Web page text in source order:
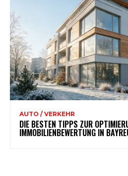
AUTO / VERKEHR
DIE BESTEN TIPPS ZUR
IMMOBILIENBEWERTUNG IN